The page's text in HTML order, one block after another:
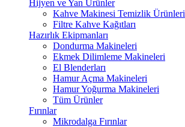
Hijyen ve Yan Ürünler
Kahve Makinesi Temizlik Ürünleri
Filtre Kahve Kağıtları
Hazırlık Ekipmanları
Dondurma Makineleri
Ekmek Dilimleme Makineleri
El Blenderları
Hamur Açma Makineleri
Hamur Yoğurma Makineleri
Tüm Ürünler
Fırınlar
Mikrodalga Fırınlar